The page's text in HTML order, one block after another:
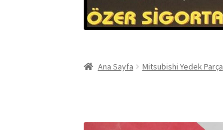
Ana Sayfa Mitsubishi Yedek Parça